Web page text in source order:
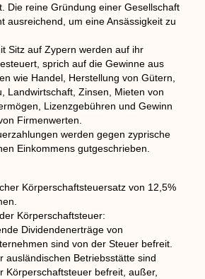
Die reine Gründung einer Gesellschaft
ausreichend, um eine Ansässigkeit zu
Sitz auf Zypern werden auf ihr
sprich auf die Gewinne aus
wie Handel, Herstellung von Gütern,
Landwirtschaft, Zinsen, Mieten von
Lizenzgebühren und Gewinn
Firmenwerten.
werden gegen zyprische
Einkommens gutgeschrieben.
Körperschaftsteuersatz von 12,5%
Körperschaftsteuer:
Dividendenerträge von
sind von der Steuer befreit.
ausländischen Betriebsstätte sind
Körperschaftsteuer befreit, außer,